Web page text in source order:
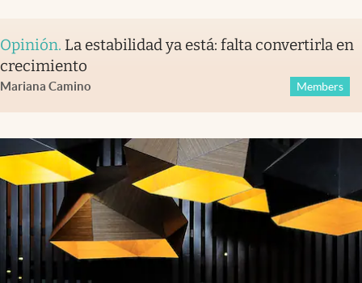
Opinión. La estabilidad ya está: falta convertirla en
crecimiento
Mariana Camino Members